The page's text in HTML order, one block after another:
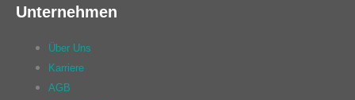
Unternehmen
Über Uns
Karriere
AGB